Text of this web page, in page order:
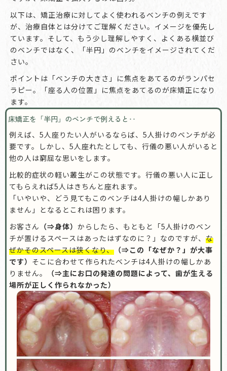
以下は、矯正治療に対してよく使われるベンチの例えです
が、治療自体とは分けてご理解ください。イメージを優先し
ています。そして、もう少し理解しやすく、よくある横並び
のベンチではなく、「半円」のベンチをイメージされてくだ
さい。
ポイントは「ベンチの大きさ」に焦点をあてるのがランパセ
ラピー。「座る人の位置」に焦点をあてるのが床矯正になり
ます。
床矯正を「半円」のベンチで例えると‥
例えば、5人座りたい人がいるならば、5人掛けのベンチが必
要です。しかし、5人座れたとしても、行儀の悪い人がいると
他の人は窮屈な思いをします。
比較的症状の軽い叢生がこの状態です。行儀の悪い人に正し
てもらえれば5人はきちんと座れます。
「いやいや、どう見てもこのベンチは4人掛けの幅しかあり
ません」となるとこれは困ります。
お客さん （⇒身体） からしたら、もともと「5人掛けのベン
チが置けるスペースはあったはずなのに？」なのですが、 な
ぜかそのスペースは狭くなり、 （⇒この「なぜか？」が大事
です） そこに合わせて作られたベンチは4人掛けの幅しかあ
りません。
（⇒主にお口の発達の問題によって、歯が生える
場所が正しく作られなかった）